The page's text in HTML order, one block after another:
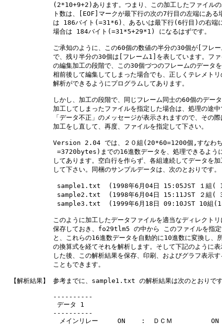
(2*10+9+2)あります。つまり、この加工したファイルの
ト数は、[EOF]マークが最下行の次の7行目の左端にある
は 186バイト(=31*6)、あるいは最下行(6行目)の右端に
場合は 184バイト(=31*5+29*1) になるはずです。
ご承知のように、この60個の数値の半分の30個が[フレー
で、残り半分の30個は[フレーム1]を表しています。ファ
の編集加工の段階で、この30個づつのフレームのデータを
相前後して編集してしまった場合でも、正しくテレメトリ
解析ができるようにプログラムしてあります。
しかし、加工の段階で、同じフレーム同士の60個のデータ
加工してしまったファイルを指定した場合は、処理の途中
「データ不正」のメッセージが表示されますので、その際
加工をし直して、再度、ファイルを指定して下さい。
Version 2.04 では、２０組(20*60=1200個,すなわち
=3720bytes)までの16進数データを、処理できるように
してあります。空白行を作らず、各組連続してデータを加
して下さい。同梱のサンプルデータは、次のとおりです。
sample1.txt  (1998年6月04日 15:05JST １組(
sample2.txt  (1998年6月04日 15:11JST ２組(
sample3.txt  (1999年6月18日 09:10JST 10組
このように加工したデータファイルを適当なディレクトリ
保存しておき、fo29tlm5 の中から このファイルを指定
と、これらの16進数データを自動的に10進数に変換し、
の換算式を経てそれを解析します。そして下記のように表
した後、この解析結果を保存、印刷、およびグラフ表示す
こともできます。
【解析結果】 参考までに、sample1.txt の解析結果は次のとおりで
----------
データ 1
----------
メインリレー　　　ON    :  ＤＣＭ　　　　　　ON